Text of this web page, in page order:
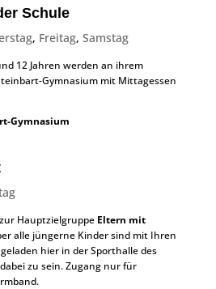
Schule
, Freitag, Samstag
12 Jahren werden an ihrem
Gymnasium mit Mittagessen
Gymnasium
Hauptzielgruppe Eltern mit
alle jüngerne Kinder sind mit Ihren
hier in der Sporthalle des
zu sein. Zugang nur für